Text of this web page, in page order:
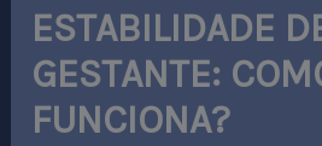
ESTABILIDADE
GESTANTE:
FUNCIONA?